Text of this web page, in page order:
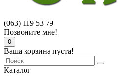
(063) 119 53 79
Позвоните мне!
0
Ваша корзина пуста!
Каталог